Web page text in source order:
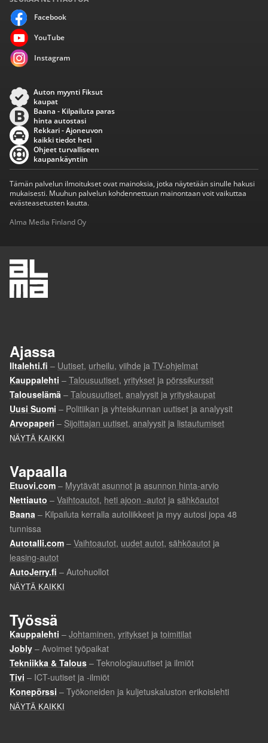
Facebook
YouTube
Instagram
Auton myynti Fiksut
kaupat
Baana - Kilpailuta paras
hinta autostasi
Rekkari - Ajoneuvon
kaikki tiedot heti
Ohjeet turvalliseen
kaupankäyntiin
Tämän palvelun ilmoitukset ovat mainoksia, jotka näytetään sinulle hakusi
mukaisesti. Muuhun palvelun kohdennettuun mainontaan voit vaikuttaa
evästeasetusten kautta.
Alma Media Finland Oy